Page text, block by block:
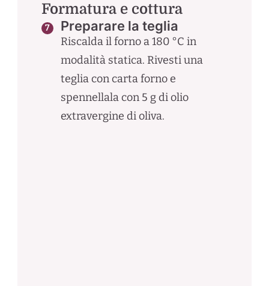
Formatura e cottura
Preparare la teglia
Riscalda il forno a 180 °C in
modalità statica. Rivesti una
teglia con carta forno e
spennellala con 5 g di olio
extravergine di oliva.